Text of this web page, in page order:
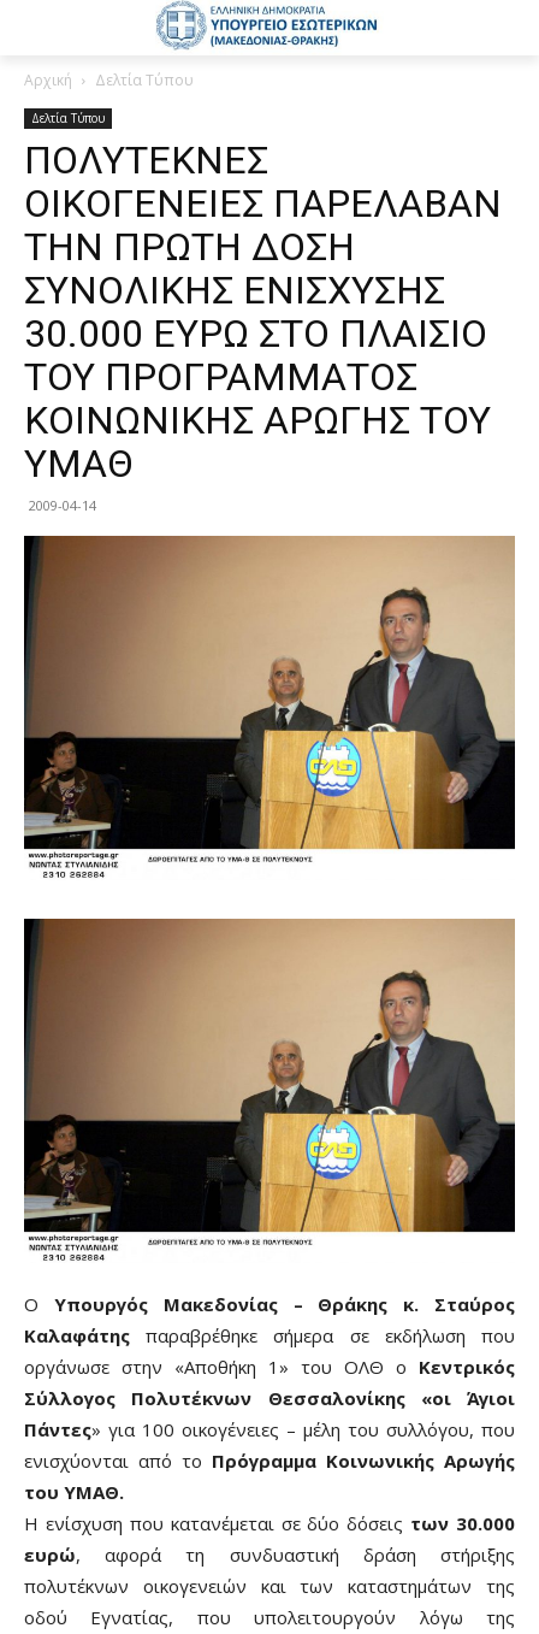
Αρχική Δελτία Τύπου
Δελτία Τύπου
ΠΟΛΥΤΕΚΝΕΣ
ΟΙΚΟΓΕΝΕΙΕΣ ΠΑΡΕΛΑΒΑΝ
ΤΗΝ ΠΡΩΤΗ ΔΟΣΗ
ΣΥΝΟΛΙΚΗΣ ΕΝΙΣΧΥΣΗΣ
30.000 ΕΥΡΩ ΣΤΟ ΠΛΑΙΣΙΟ
ΤΟΥ ΠΡΟΓΡΑΜΜΑΤΟΣ
ΚΟΙΝΩΝΙΚΗΣ ΑΡΩΓΗΣ ΤΟΥ
ΥΜΑΘ
2009-04-14
Ο Υπουργός Μακεδονίας – Θράκης κ. Σταύρος
Καλαφάτηςπαραβρέθηκε σήμερα σε εκδήλωση που
οργάνωσε στην «Αποθήκη 1» του ΟΛΘ ο Κεντρικός
Σύλλογος Πολυτέκνων Θεσσαλονίκης «οι Άγιοι
Πάντες» για 100 οικογένειες – μέλη του συλλόγου, που
ενισχύονται από το Πρόγραμμα Κοινωνικής Αρωγής
του ΥΜΑΘ.
Η ενίσχυση που κατανέμεται σε δύο δόσεις των 30.000
ευρώ, αφορά τη συνδυαστική δράση στήριξης
πολυτέκνων οικογενειών και των καταστημάτων της
οδού Εγνατίας, που υπολειτουργούν λόγω της